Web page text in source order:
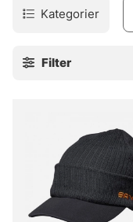
Kategorier
Filter